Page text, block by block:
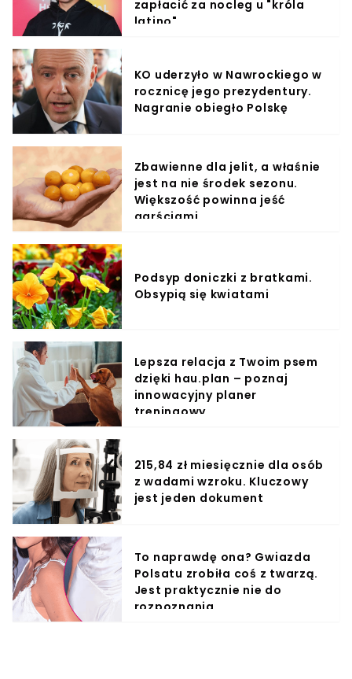
zapłacić za nocleg u "króla
latino"
KO uderzyło w Nawrockiego w
rocznicę jego prezydentury.
Nagranie obiegło Polskę
Zbawienne dla jelit, a właśnie
jest na nie środek sezonu.
Większość powinna jeść
garściami
Podsyp doniczki z bratkami.
Obsypią się kwiatami
Lepsza relacja z Twoim psem
dzięki hau.plan – poznaj
innowacyjny planer
treningowy
215,84 zł miesięcznie dla osób
z wadami wzroku. Kluczowy
jest jeden dokument
To naprawdę ona? Gwiazda
Polsatu zrobiła coś z twarzą.
Jest praktycznie nie do
rozpoznania